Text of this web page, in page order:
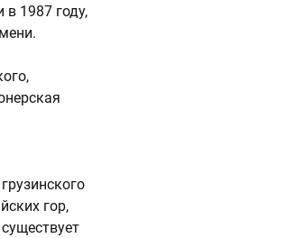
в 1987 году,
гор,